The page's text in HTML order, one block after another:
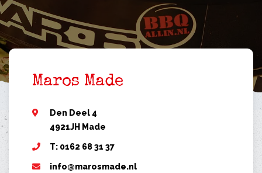
Maros Made
Den Deel 4
4921JH Made
T: 0162 68 31 37
info@marosmade.nl